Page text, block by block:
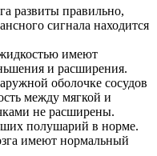
развиты правильно,
сигнала находится
имеют
и расширения.
оболочке сосудов
между мягкой и
не расширены.
полушарий в норме.
имеют нормальный